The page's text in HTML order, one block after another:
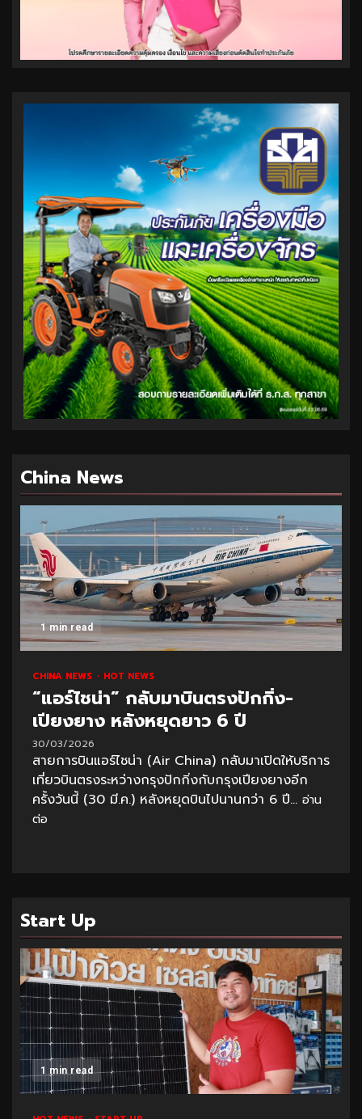
China News
1 min read
CHINA NEWS HOT NEWS
“แอร์ไชน่า” กลับมาบินตรงปักกิ่ง-
เปียงยาง หลังหยุดยาว 6 ปี
30/03/2026
สายการบินแอร์ไชน่า (Air China) กลับมาเปิดให้บริการ
เที่ยวบินตรงระหว่างกรุงปักกิ่งกับกรุงเปียงยางอีก
ครั้งวันนี้ (30 มี.ค.) หลังหยุดบินไปนานกว่า 6 ปี... อ่าน
ต่อ
Start Up
1 min read